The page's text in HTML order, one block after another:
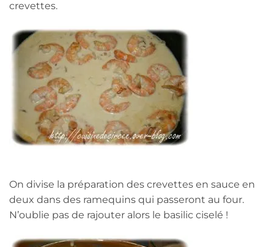
crevettes.
On divise la préparation des crevettes en sauce en
deux dans des ramequins qui passeront au four.
N’oublie pas de rajouter alors le basilic ciselé !